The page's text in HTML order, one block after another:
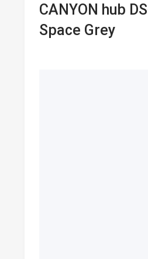
CANYON hub
Space Grey